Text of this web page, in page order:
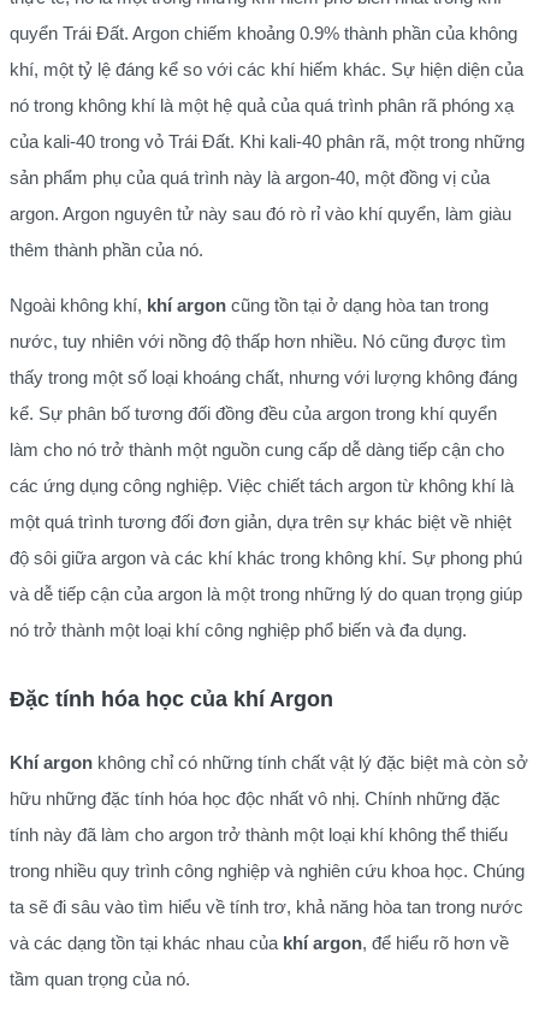
quyển Trái Đất. Argon chiếm khoảng 0.9% thành phần của không
khí, một tỷ lệ đáng kể so với các khí hiếm khác. Sự hiện diện của
nó trong không khí là một hệ quả của quá trình phân rã phóng xạ
của kali-40 trong vỏ Trái Đất. Khi kali-40 phân rã, một trong những
sản phẩm phụ của quá trình này là argon-40, một đồng vị của
argon. Argon nguyên tử này sau đó rò rỉ vào khí quyển, làm giàu
thêm thành phần của nó.
Ngoài không khí, khí argon cũng tồn tại ở dạng hòa tan trong
nước, tuy nhiên với nồng độ thấp hơn nhiều. Nó cũng được tìm
thấy trong một số loại khoáng chất, nhưng với lượng không đáng
kể. Sự phân bố tương đối đồng đều của argon trong khí quyển
làm cho nó trở thành một nguồn cung cấp dễ dàng tiếp cận cho
các ứng dụng công nghiệp. Việc chiết tách argon từ không khí là
một quá trình tương đối đơn giản, dựa trên sự khác biệt về nhiệt
độ sôi giữa argon và các khí khác trong không khí. Sự phong phú
và dễ tiếp cận của argon là một trong những lý do quan trọng giúp
nó trở thành một loại khí công nghiệp phổ biến và đa dụng.
Đặc tính hóa học của khí Argon
Khí argon không chỉ có những tính chất vật lý đặc biệt mà còn sở
hữu những đặc tính hóa học độc nhất vô nhị. Chính những đặc
tính này đã làm cho argon trở thành một loại khí không thể thiếu
trong nhiều quy trình công nghiệp và nghiên cứu khoa học. Chúng
ta sẽ đi sâu vào tìm hiểu về tính trơ, khả năng hòa tan trong nước
và các dạng tồn tại khác nhau của khí argon, để hiểu rõ hơn về
tầm quan trọng của nó.